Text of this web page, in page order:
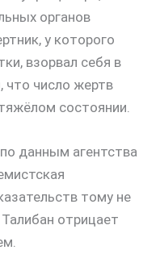
органов
у которого
взорвал себя в
что число жертв
состоянии.
по данным агентства
тому не
отрицает